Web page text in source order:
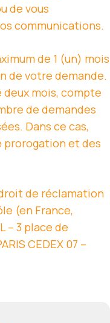
de vous
communications.
de 1 (un) mois
de votre demande.
mois, compte
de demandes
Dans ce cas,
prorogation et des
de réclamation
(en France,
– 3 place de
CEDEX 07 –